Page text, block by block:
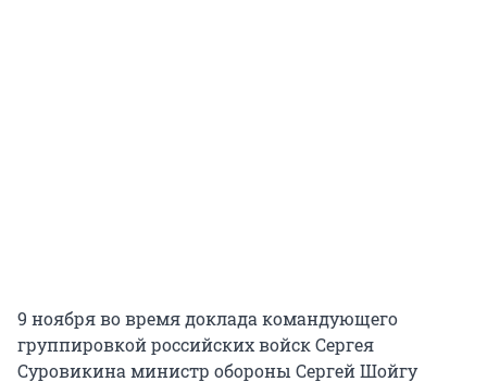
9 ноября во время доклада командующего
группировкой российских войск Сергея
Суровикина министр обороны Сергей Шойгу